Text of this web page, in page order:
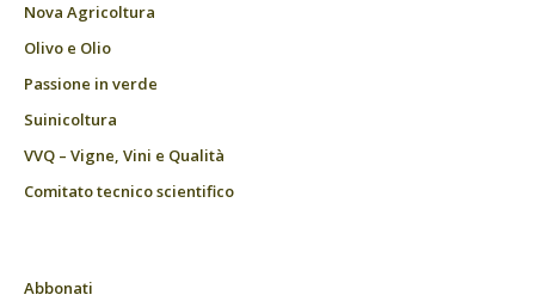
Nova Agricoltura
Olivo e Olio
Passione in verde
Suinicoltura
VVQ – Vigne, Vini e Qualità
Comitato tecnico scientifico
Abbonati